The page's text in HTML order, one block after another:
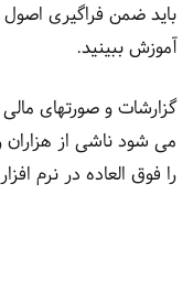
باید ضمن فراگیری
آموزش ببینید.
گزارشات و صورتهای
می شود ناشی از هزاران
را فوق العاده در نرم